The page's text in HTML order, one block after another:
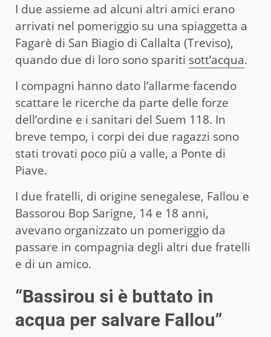
I due assieme ad alcuni altri amici erano
arrivati nel pomeriggio su una spiaggetta a
Fagarè di San Biagio di Callalta (Treviso),
quando due di loro sono spariti sott’acqua.
I compagni hanno dato l’allarme facendo
scattare le ricerche da parte delle forze
dell’ordine e i sanitari del Suem 118. In
breve tempo, i corpi dei due ragazzi sono
stati trovati poco più a valle, a Ponte di
Piave.
I due fratelli, di origine senegalese, Fallou e
Bassorou Bop Sarigne, 14 e 18 anni,
avevano organizzato un pomeriggio da
passare in compagnia degli altri due fratelli
e di un amico.
“Bassirou si è buttato in
acqua per salvare Fallou”